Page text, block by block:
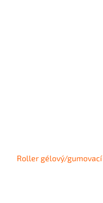
Roller gélový/gumovací